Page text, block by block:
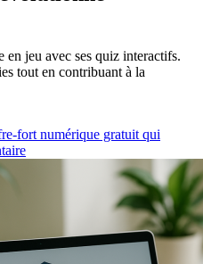
en jeu avec ses quiz interactifs.
tout en contribuant à la
fort numérique gratuit qui